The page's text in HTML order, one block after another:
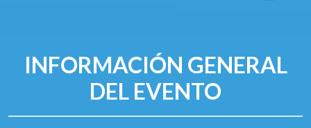
INFORMACIÓN GENERAL
DEL EVENTO